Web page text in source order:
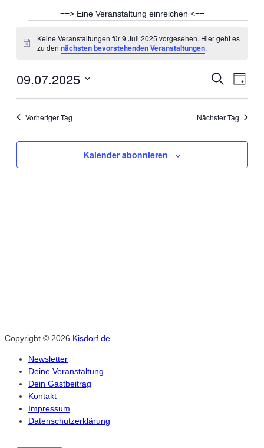
==> Eine Veranstaltung einreichen <==
Veranstaltungen
9
2025
Hinweis
Keine Veranstaltungen für 9 Juli 2025 vorgesehen. Hier geht es
zu dennächsten bevorstehenden Veranstaltungen.
Suche
und
Suche
Tag
09.07.2025
Vorheriger Tag Nächster Tag
Kalender abonnieren
Copyright © 2026 Kisdorf.de
Newsletter
Deine Veranstaltung
Dein Gastbeitrag
Kontakt
Impressum
Datenschutzerklärung